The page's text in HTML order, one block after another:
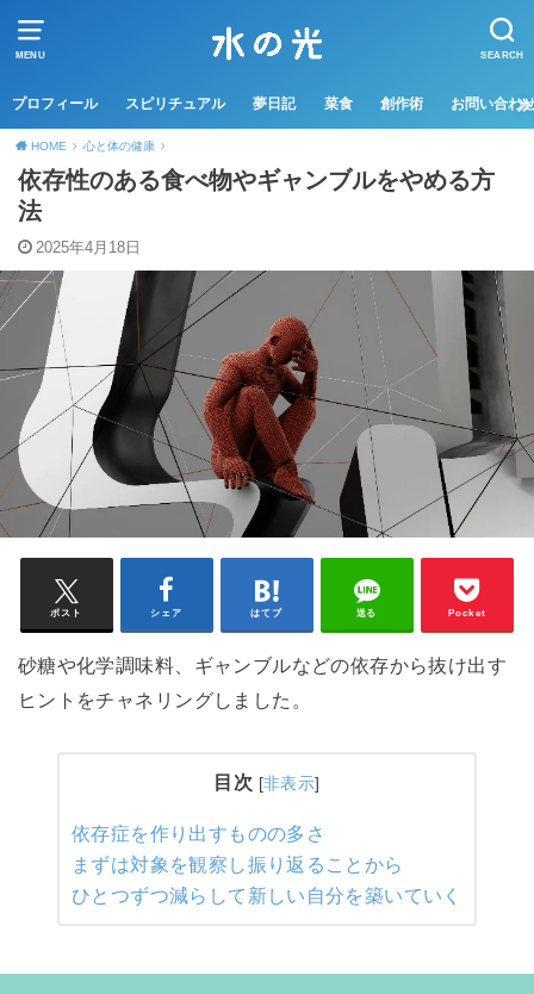
MENU SEARCH
プロフィール スピリチュアル 夢日記 菜食 創作術 お問い合わ
HOME 心と体の健康
依存性のある食べ物やギャンブルをやめる方
法
2025年4月18日
ポスト シェア はてブ 送る Pocket
砂糖や化学調味料、ギャンブルなどの依存から抜け出す
ヒントをチャネリングしました。
目次 [非表示]
依存症を作り出すものの多さ
まずは対象を観察し振り返ることから
ひとつずつ減らして新しい自分を築いていく